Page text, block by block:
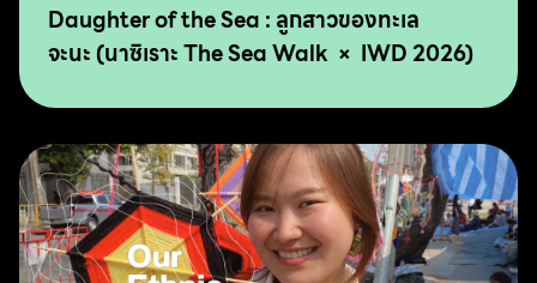
Daughter of the Sea : ลูกสาวของทะเล
จะนะ (นาซิเราะ The Sea Walk × IWD 2026)